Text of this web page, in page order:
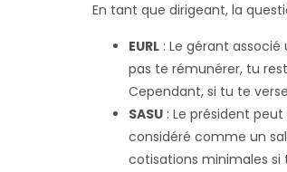
En tant que dirigeant, la
EURL : Le gérant associé
pas te rémunérer, tu
Cependant, si tu te
SASU : Le président
considéré comme un
cotisations minimales si